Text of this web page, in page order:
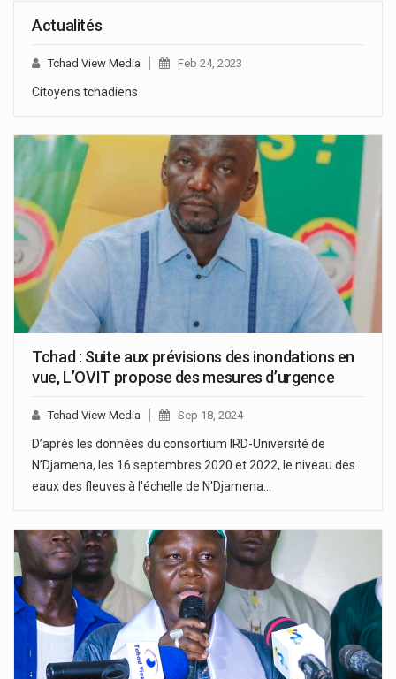
Actualités
Tchad View Media Feb 24, 2023
Citoyens tchadiens
Tchad : Suite aux prévisions des inondations en
vue, L’OVIT propose des mesures d’urgence
Tchad View Media Sep 18, 2024
D’après les données du consortium IRD-Université de
N’Djamena, les 16 septembres 2020 et 2022, le niveau des
eaux des fleuves à l'échelle de N'Djamena…